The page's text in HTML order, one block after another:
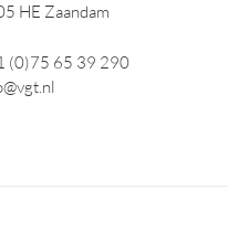
HE Zaandam
(0)75 65 39 290